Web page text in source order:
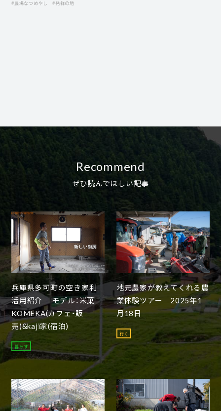
#農場なつめやし
#発祥の地
Recommend
ぜひ読んでほしい記事
兵庫県多可町の空き家利
活用紹介 モデル：米菓
KOMEKA(カフェ・販
売)&kaji家(宿泊)
暮らす
地元農家が教えてくれる農
業体験ツアー 2025年1
月18日
行く